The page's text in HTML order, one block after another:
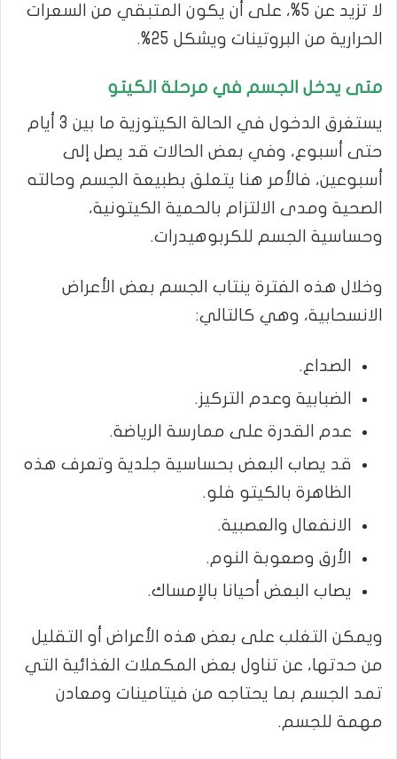
لا تزيد عن 5%، على أن يكون المتبقي من السعرات
الحرارية من البروتينات ويشكل 25%.
متى يدخل الجسم في مرحلة الكيتو
يستغرق الدخول في الحالة الكيتوزية ما بين 3 أيام
حتى أسبوع، وفي بعض الحالات قد يصل إلى
أسبوعين، فالأمر هنا يتعلق بطبيعة الجسم وحالته
الصحية ومدى الالتزام بالحمية الكيتونية،
وحساسية الجسم للكربوهيدرات.
وخلال هذه الفترة ينتاب الجسم بعض الأعراض
الانسحابية، وهي كالتالي:
الصداع.
الضبابية وعدم التركيز.
عدم القدرة على ممارسة الرياضة.
قد يصاب البعض بحساسية جلدية وتعرف هذه
الظاهرة بالكيتو فلو.
الانفعال والعصبية.
الأرق وصعوبة النوم.
يصاب البعض أحيانا بالإمساك.
ويمكن التغلب على بعض هذه الأعراض أو التقليل
من حدتها، عن تناول بعض المكملات الغذائية التي
تمد الجسم بما يحتاجه من فيتامينات ومعادن
مهمة للجسم.